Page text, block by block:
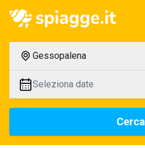
Gessopalena
Seleziona date
Cerca